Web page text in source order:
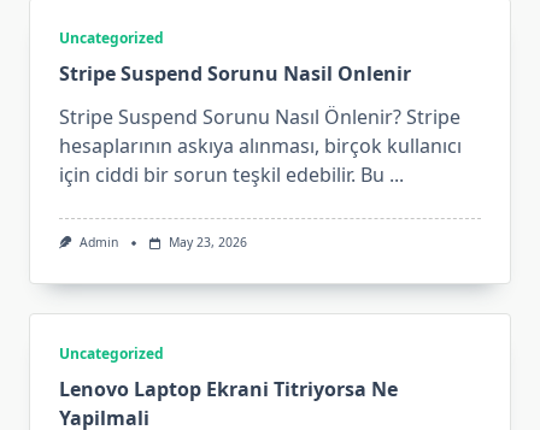
Uncategorized
Stripe Suspend Sorunu Nasil Onlenir
Stripe Suspend Sorunu Nasıl Önlenir? Stripe
hesaplarının askıya alınması, birçok kullanıcı
için ciddi bir sorun teşkil edebilir. Bu ...
Admin May 23, 2026
Uncategorized
Lenovo Laptop Ekrani Titriyorsa Ne
Yapilmali